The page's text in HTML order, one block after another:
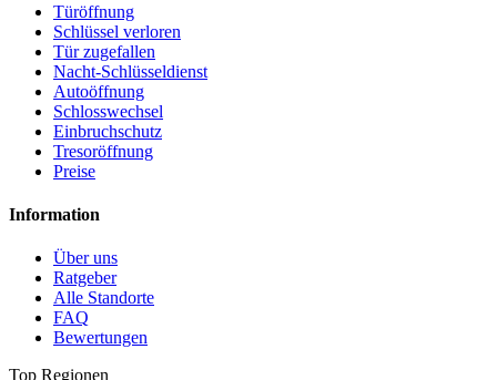
Türöffnung
Schlüssel verloren
Tür zugefallen
Nacht-Schlüsseldienst
Autoöffnung
Schlosswechsel
Einbruchschutz
Tresoröffnung
Preise
Information
Über uns
Ratgeber
Alle Standorte
FAQ
Bewertungen
Top Regionen